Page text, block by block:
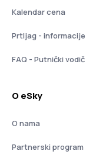
Kalendar cena
Prtljag - informacije
FAQ - Putnički vodič
O eSky
O nama
Partnerski program